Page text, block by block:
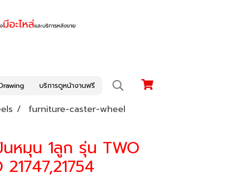
บริการดูหน้างานฟรี
furniture-caster-wheel
หมุน 1ลูก รุ่น TWO